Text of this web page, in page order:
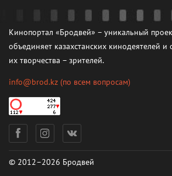
Кинопортал «Бродвей» – уникальный
объединяет казахстанских кинодеятелей
их творчества – зрителей.
info@brod.kz (по всем вопросам)
© 2012–2026 Бродвей